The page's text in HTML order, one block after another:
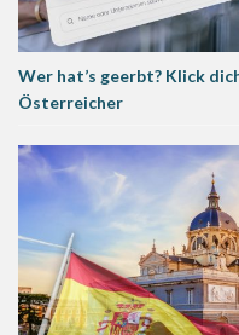
Wer hat’s geerbt? Klick
Österreicher